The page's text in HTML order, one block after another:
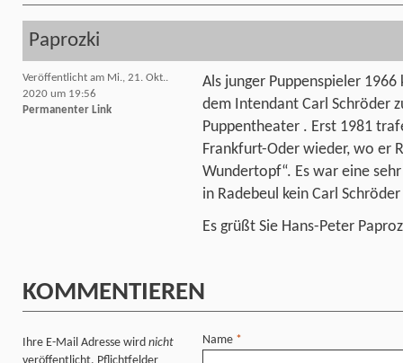
Paprozki
Veröffentlicht am Mi., 21. Okt..
2020 um 19:56
Permanenter Link
Als junger Puppenspieler
dem Intendant Carl Schröder
Puppentheater . Erst 1981
Frankfurt-Oder wieder, wo er
Wundertopf“. Es war eine
in Radebeul kein Carl
Es grüßt Sie Hans-Peter
KOMMENTIEREN
Ihre E-Mail Adresse wird nicht
Name *